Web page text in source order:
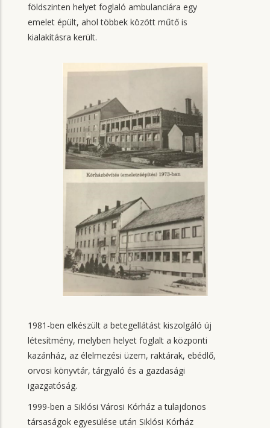
földszinten helyet foglaló ambulanciára egy
emelet épült, ahol többek között műtő is
kialakításra került.
1981-ben elkészült a betegellátást kiszolgáló új
létesítmény, melyben helyet foglalt a központi
kazánház, az élelmezési üzem, raktárak, ebédlő,
orvosi könyvtár, tárgyaló és a gazdasági
igazgatóság.
1999-ben a Siklósi Városi Kórház a tulajdonos
társaságok egyesülése után Siklósi Kórház